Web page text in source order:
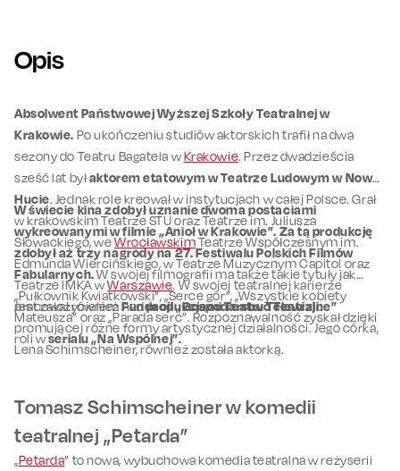
Opis
Absolwent Państwowej Wyższej Szkoły Teatralnej w
Krakowie. Po ukończeniu studiów aktorskich trafił na dwa
sezony do Teatru Bagatela wKrakowie. Przez dwadzieścia
sześć lat byłaktorem etatowym w Teatrze Ludowym w Nowej
Hucie. Jednak role kreował w instytucjach w całej Polsce. Grał
w krakowskim Teatrze STU oraz Teatrze im. Juliusza
Słowackiego, weWrocławskimTeatrze Współczesnym im.
Edmunda Wiercińskiego, w Teatrze Muzycznym Capitol oraz
Teatrze IMKA wWarszawie. W swojej teatralnej karierze
pracował również nadprodukcjami Teatru Telewizji.
W świecie kina zdobył uznanie dwoma postaciami
wykreowanymi w filmie „Anioł w Krakowie”. Za tą produkcję
zdobył aż trzy nagrody na 27. Festiwalu Polskich Filmów
Fabularnych.W swojej filmografii ma także takie tytuły jak
„Pułkownik Kwiatkowski”, „Serce gór”, „Wszystkie kobiety
Mateusza” oraz „Parada serc”. Rozpoznawalność zyskał dzięki
roli wserialu „Na Wspólnej”.
Jest założycielemFundacji „Gospodarstwo Teatralne”
promującej różne formy artystycznej działalności. Jego córka,
Lena Schimscheiner, również została aktorką.
Tomasz Schimscheiner w komedii
teatralnej „Petarda”
„Petarda” to nowa, wybuchowa komedia teatralna w reżyserii